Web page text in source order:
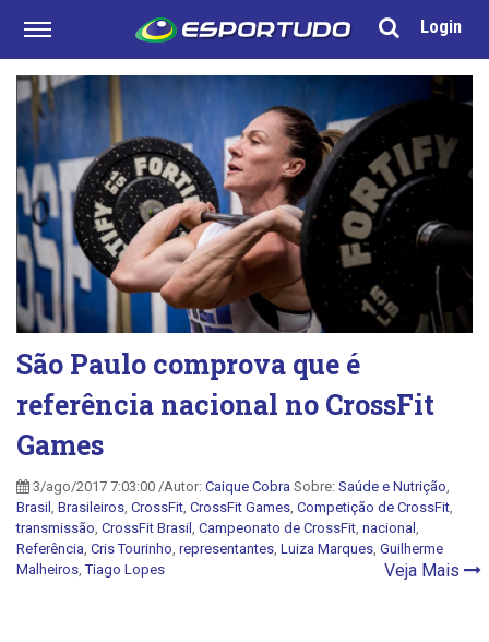
Login
São Paulo comprova que é
referência nacional no CrossFit
Games
3/ago/2017 7:03:00 /Autor: Caique Cobra Sobre: Saúde e Nutrição
Brasil Brasileiros CrossFit CrossFit Games Competição de CrossFit
transmissão CrossFit Brasil Campeonato de CrossFit nacional
Referência Cris Tourinho representantes Luiza Marques Guilherme
Malheiros ,Tiago Lopes Veja Mais